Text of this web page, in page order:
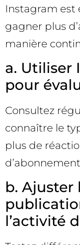
Instagram est
gagner plus
manière
a. Utiliser
pour
Consultez
connaître le
plus de
b. Ajuster
l’activité